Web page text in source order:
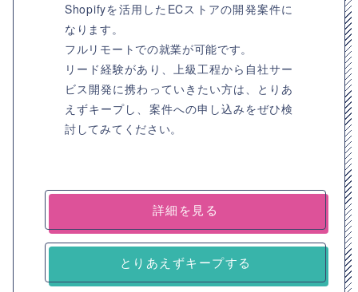
Shopifyを活用したECストアの開発案件に
なります。
フルリモートでの就業が可能です。
リード経験があり、上級工程から自社サー
ビス開発に携わっていきたい方は、とりあ
えずキープし、案件への申し込みをぜひ検
討してみてください。
詳細を見る
とりあえずキープする